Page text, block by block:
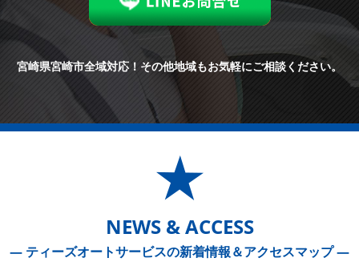
宮崎県宮崎市全域対応！ その他地域もお気軽にご相談ください。
NEWS & ACCESS
― ティーズオートサービスの新着情報＆アクセスマップ ―